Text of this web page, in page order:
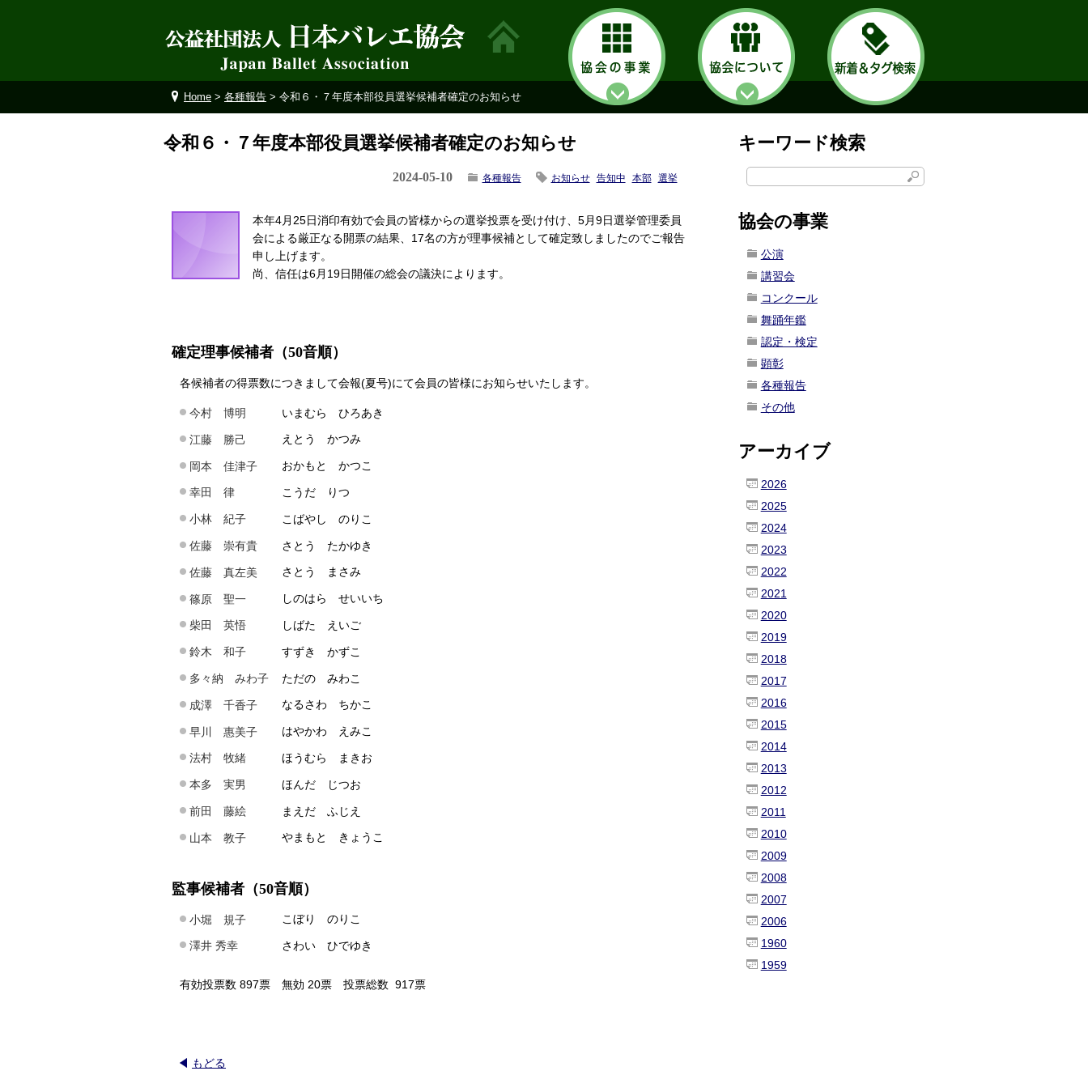
Home > 各種報告 > 令和６・７年度本部役員選挙候補者確定のお知らせ
令和６・７年度本部役員選挙候補者確定のお知らせ
2024-05-10 各種報告 お知らせ 告知中 本部 選挙
本年4月25日消印有効で会員の皆様からの選挙投票を受け付け、5月9日選挙管理委員
会による厳正なる開票の結果、17名の方が理事候補として確定致しましたのでご報告
申し上げます。
尚、信任は6月19日開催の総会の議決によります。
確定理事候補者（50音順）
各候補者の得票数につきまして会報(夏号)にて会員の皆様にお知らせいたします。
今村 博明 いまむら ひろあき
江藤 勝己 えとう かつみ
岡本 佳津子 おかもと かつこ
幸田 律 こうだ りつ
小林 紀子 こばやし のりこ
佐藤 崇有貴 さとう たかゆき
佐藤 真左美 さとう まさみ
篠原 聖一 しのはら せいいち
柴田 英悟 しばた えいご
鈴木 和子 すずき かずこ
多々納 みわ子 ただの みわこ
成澤 千香子 なるさわ ちかこ
早川 惠美子 はやかわ えみこ
法村 牧緒 ほうむら まきお
本多 実男 ほんだ じつお
前田 藤絵 まえだ ふじえ
山本 教子 やまもと きょうこ
監事候補者（50音順）
小堀 規子 こぼり のりこ
澤井 秀幸 さわい ひでゆき
有効投票数 897票 無効 20票 投票総数 917票
もどる
キーワード検索
協会の事業
公演
講習会
コンクール
舞踊年鑑
認定・検定
顕彰
各種報告
その他
アーカイブ
2026
2025
2024
2023
2022
2021
2020
2019
2018
2017
2016
2015
2014
2013
2012
2011
2010
2009
2008
2007
2006
1960
1959